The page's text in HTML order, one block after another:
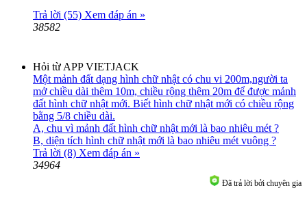
Trả lời (55) Xem đáp án »
38582
Hỏi từ APP VIETJACK
Một mảnh đất dạng hình chữ nhật có chu vi 200m,người ta
mở chiều dài thêm 10m, chiều rộng thêm 20m để được mảnh
đất hình chữ nhật mới. Biết hình chữ nhật mới có chiều rộng
bằng 5/8 chiều dài.
A, chu vì mảnh đất hình chữ nhật mới là bao nhiêu mét ?
B, diện tích hình chữ nhật mới là bao nhiêu mét vuông ?
Trả lời (8) Xem đáp án »
34964
Đã trả lời bởi chuyên gia